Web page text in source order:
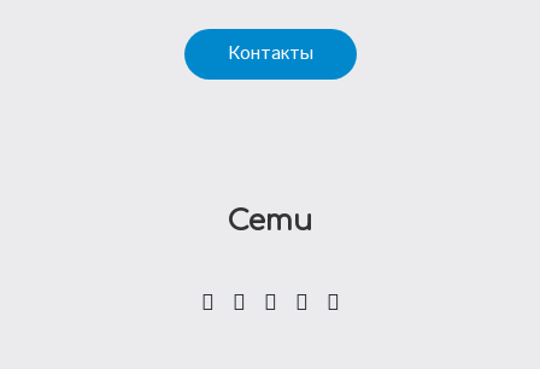
Контакты
Сети